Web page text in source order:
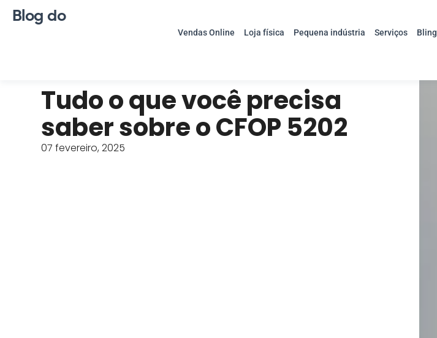
Blog do
Vendas Online Loja física Pequena indústria Serviços Bling
Tudo o que você precisa
saber sobre o CFOP 5202
07 fevereiro, 2025